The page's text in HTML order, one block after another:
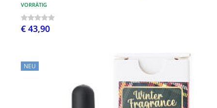
VORRÄTIG
€ 43,90
NEU